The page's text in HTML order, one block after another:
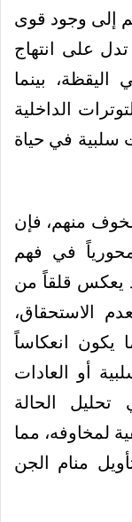
إلى وجود قوى
تدل على انتهاج
اليقظة، بينما
الداخلية
سلبية في حياة
منهم، فإن
في فهم
يعكس قلقاً من
الاستحقاق،
يكون انعكاساً
أو العادات
تحليل الحالة
لمخاوفه، مما
منام الجن